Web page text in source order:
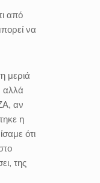
από
να
μεριά
αλλά
αν
η
ότι
της